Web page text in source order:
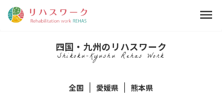
menu
四国・九州のリハスワーク
Shikoku-Kyushu Rehas Work
全国 愛媛県 熊本県